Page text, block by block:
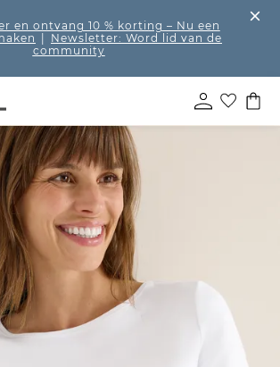
en ontvang 10 % korting – Nu een
Newsletter: Word lid van de
community